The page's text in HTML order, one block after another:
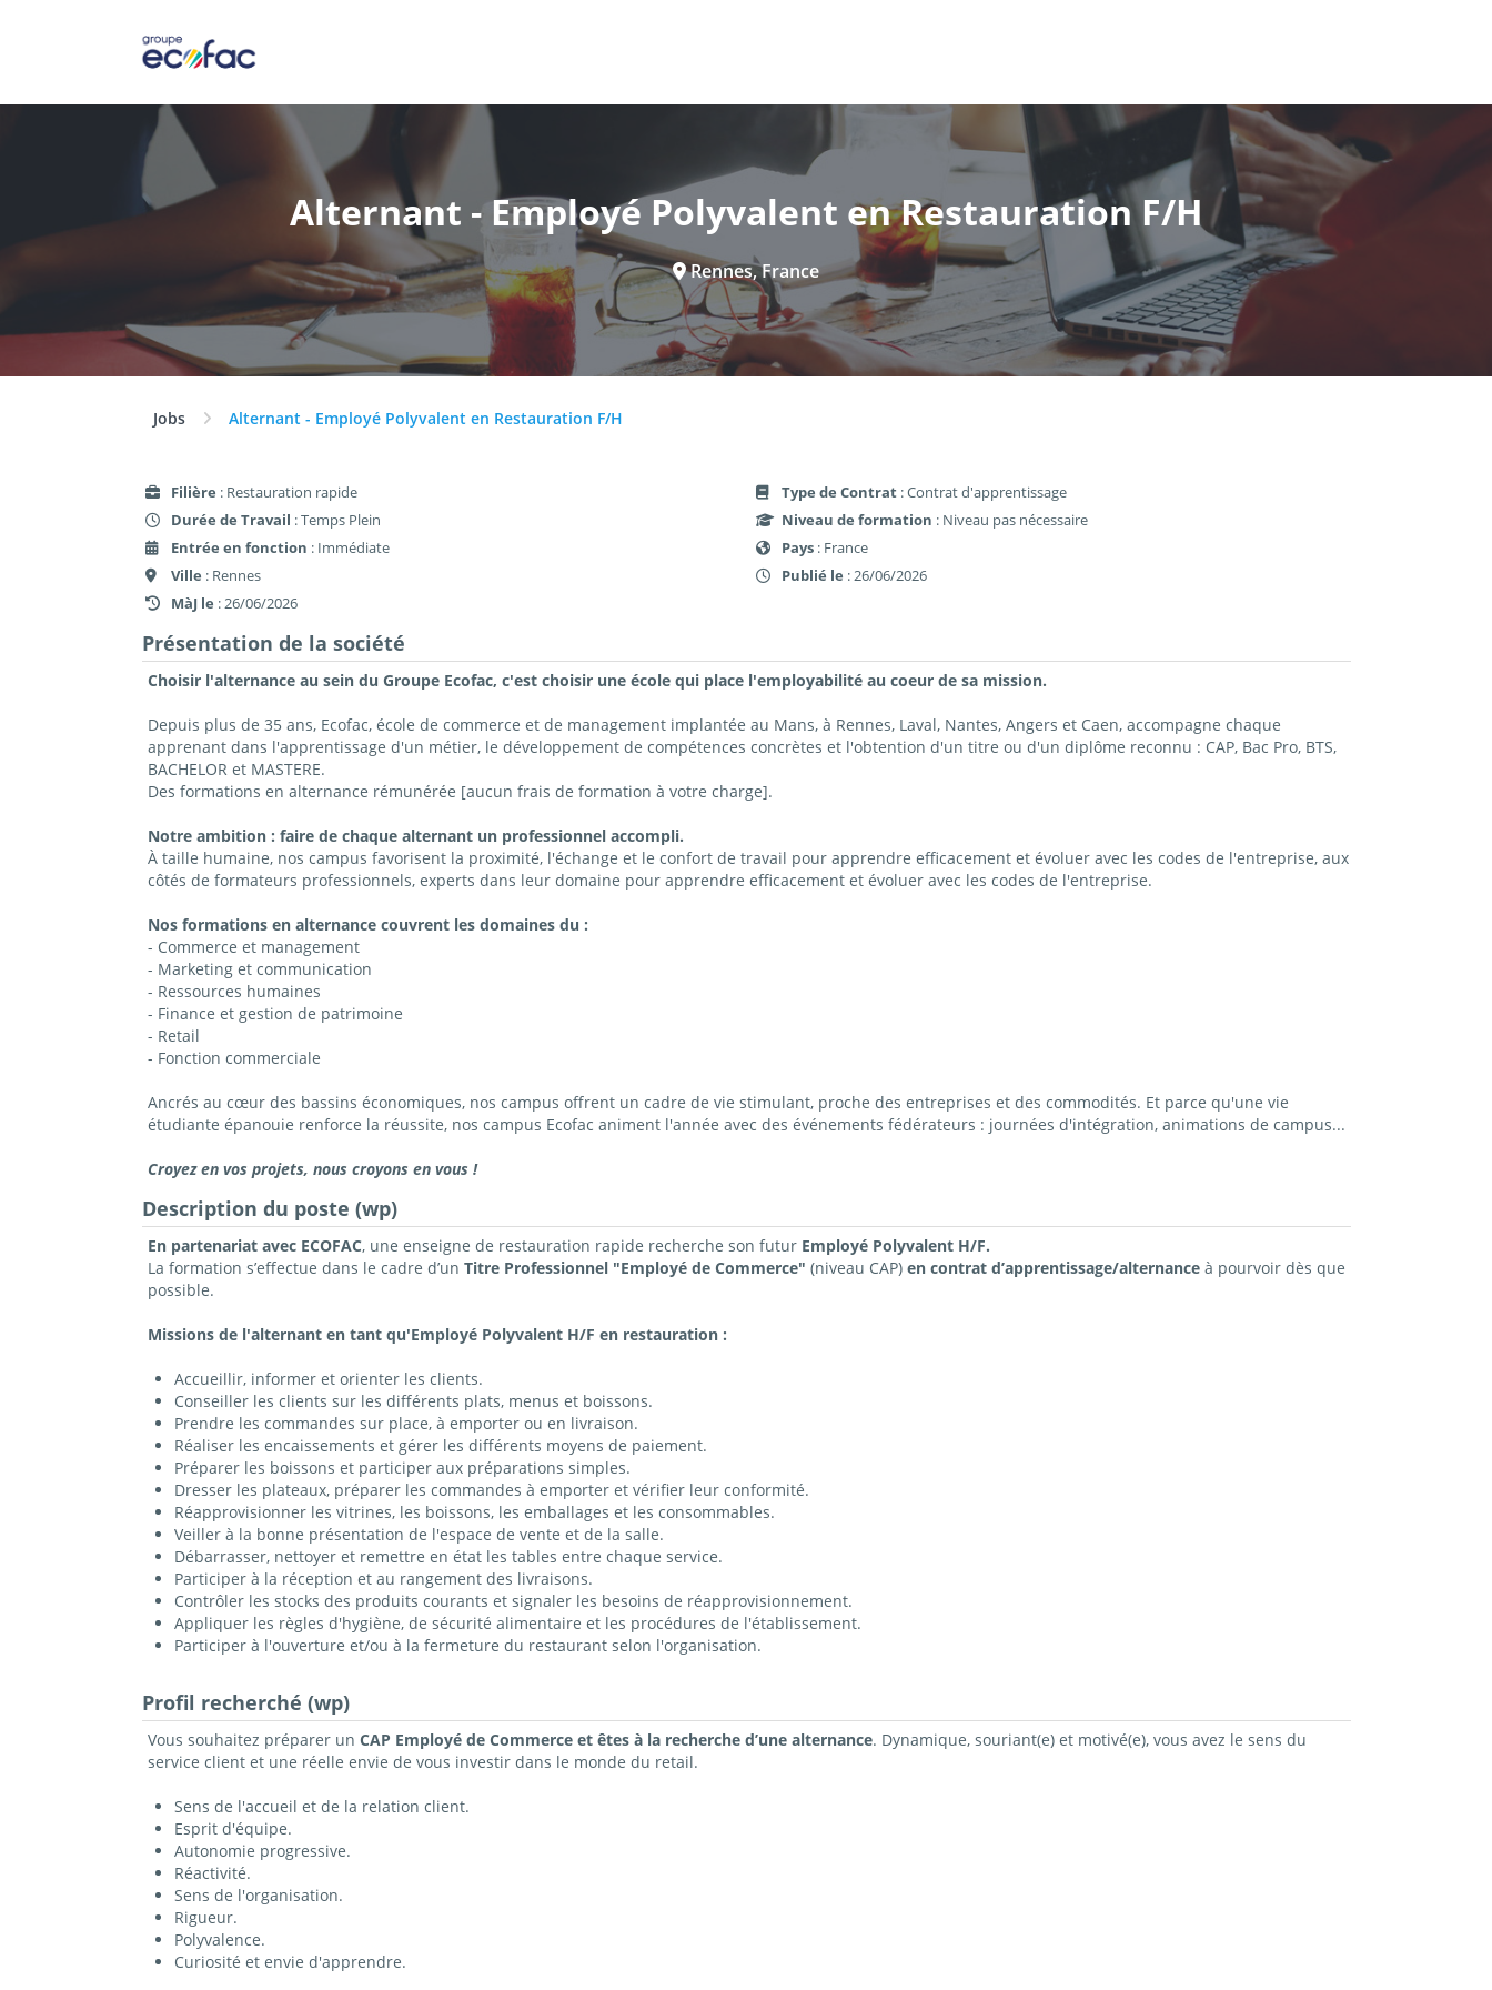
Alternant - Employé Polyvalent en Restauration F/H
Rennes, France
Jobs Alternant - Employé Polyvalent en Restauration F/H
Filière : Restauration rapide
Durée de Travail : Temps Plein
Entrée en fonction : Immédiate
Ville : Rennes
MàJ le : 26/06/2026
Type de Contrat : Contrat d'apprentissage
Niveau de formation : Niveau pas nécessaire
Pays : France
Publié le : 26/06/2026
Présentation de la société
Choisir l'alternance au sein du Groupe Ecofac, c'est choisir une école qui place l'employabilité au coeur de sa mission.
Depuis plus de 35 ans, Ecofac, école de commerce et de management implantée au Mans, à Rennes, Laval, Nantes, Angers et Caen, accompagne chaque
apprenant dans l'apprentissage d'un métier, le développement de compétences concrètes et l'obtention d'un titre ou d'un diplôme reconnu : CAP, Bac Pro, BTS,
BACHELOR et MASTERE.
Des formations en alternance rémunérée [aucun frais de formation à votre charge].
Notre ambition : faire de chaque alternant un professionnel accompli.
À taille humaine, nos campus favorisent la proximité, l'échange et le confort de travail pour apprendre efficacement et évoluer avec les codes de l'entreprise, aux
côtés de formateurs professionnels, experts dans leur domaine pour apprendre efficacement et évoluer avec les codes de l'entreprise.
Nos formations en alternance couvrent les domaines du :
- Commerce et management
- Marketing et communication
- Ressources humaines
- Finance et gestion de patrimoine
- Retail
- Fonction commerciale
Ancrés au cœur des bassins économiques, nos campus offrent un cadre de vie stimulant, proche des entreprises et des commodités. Et parce qu'une vie
étudiante épanouie renforce la réussite, nos campus Ecofac animent l'année avec des événements fédérateurs : journées d'intégration, animations de campus...
Croyez en vos projets, nous croyons en vous !
Description du poste (wp)
En partenariat avec ECOFAC, une enseigne de restauration rapide recherche son futur Employé Polyvalent H/F.
La formation s’effectue dans le cadre d’un Titre Professionnel "Employé de Commerce" (niveau CAP) en contrat d’apprentissage/alternanceà pourvoir dès que
possible.
Missions de l'alternant en tant qu'Employé Polyvalent H/F en restauration :
Accueillir, informer et orienter les clients.
Conseiller les clients sur les différents plats, menus et boissons.
Prendre les commandes sur place, à emporter ou en livraison.
Réaliser les encaissements et gérer les différents moyens de paiement.
Préparer les boissons et participer aux préparations simples.
Dresser les plateaux, préparer les commandes à emporter et vérifier leur conformité.
Réapprovisionner les vitrines, les boissons, les emballages et les consommables.
Veiller à la bonne présentation de l'espace de vente et de la salle.
Débarrasser, nettoyer et remettre en état les tables entre chaque service.
Participer à la réception et au rangement des livraisons.
Contrôler les stocks des produits courants et signaler les besoins de réapprovisionnement.
Appliquer les règles d'hygiène, de sécurité alimentaire et les procédures de l'établissement.
Participer à l'ouverture et/ou à la fermeture du restaurant selon l'organisation.
Profil recherché (wp)
Vous souhaitez préparer un CAP Employé de Commerce et êtes à la recherche d’une alternance. Dynamique, souriant(e) et motivé(e), vous avez le sens du
service client et une réelle envie de vous investir dans le monde du retail.
Sens de l'accueil et de la relation client.
Esprit d'équipe.
Autonomie progressive.
Réactivité.
Sens de l'organisation.
Rigueur.
Polyvalence.
Curiosité et envie d'apprendre.